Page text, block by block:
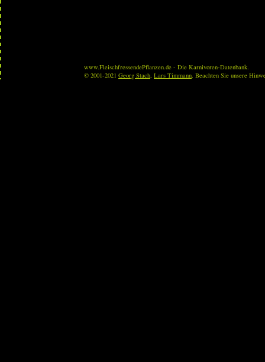
www.FleischfressendePflanzen.de - Die Karnivoren-Datenbank.
© 2001-2021 Georg Stach Lars Timmann . Beachten Sie unsere